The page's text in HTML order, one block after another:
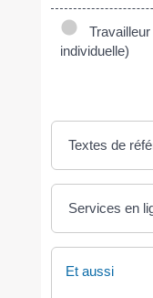
individuelle)
Textes de
Services en
Et aussi